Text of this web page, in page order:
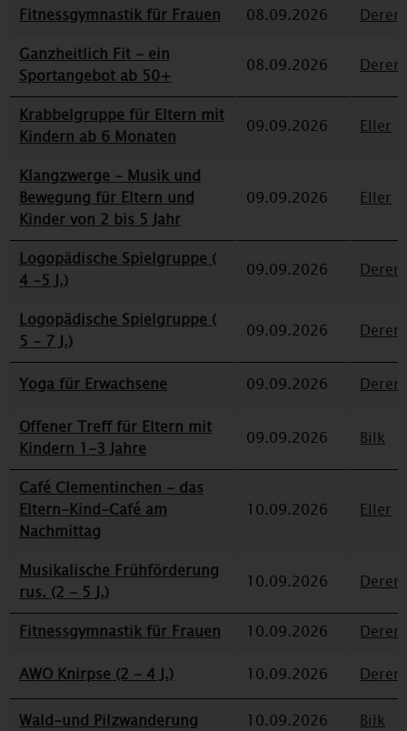
Fitnessgymnastik für Frauen 08.09.2026
Ganzheitlich Fit - ein
Sportangebot ab 50+
08.09.2026
Krabbelgruppe für Eltern mit
Kindern ab 6 Monaten
09.09.2026 Eller
Klangzwerge - Musik und
Bewegung für Eltern und
Kinder von 2 bis 5 Jahr
09.09.2026 Eller
Logopädische Spielgruppe (
4 -5 J.)
09.09.2026
Logopädische Spielgruppe (
5 - 7 J.)
09.09.2026
Yoga für Erwachsene 09.09.2026
Offener Treff für Eltern mit
Kindern 1-3 Jahre
09.09.2026 Bilk
Café Clementinchen - das
Eltern-Kind-Café am
Nachmittag
10.09.2026 Eller
Musikalische Frühförderung
rus. (2 - 5 J.)
10.09.2026
Fitnessgymnastik für Frauen 10.09.2026
AWO Knirpse (2 - 4 J.)
10.09.2026
Wald-und Pilzwanderung 10.09.2026
Bilk